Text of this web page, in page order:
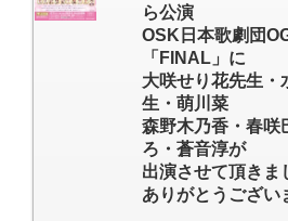
ら公演
OSK日本歌劇団
「FINAL」に
大咲せり花先生・
生・萌川菜
森野木乃香・春咲
ろ・蒼音淳が
出演させて頂きま
ありがとうござい